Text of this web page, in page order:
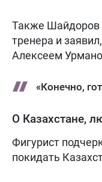
Также Шайдоров
тренера и
Алексеем
«Конечно,
О Казахстане,
Фигурист
покидать